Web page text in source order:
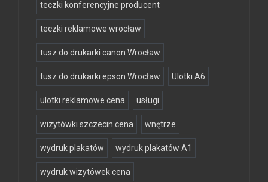
teczki konferencyjne producent
teczki reklamowe wrocław
tusz do drukarki canon Wrocław
tusz do drukarki epson Wrocław Ulotki A6
ulotki reklamowe cena usługi
wizytówki szczecin cena wnętrze
wydruk plakatów wydruk plakatów A1
wydruk wizytówek cena